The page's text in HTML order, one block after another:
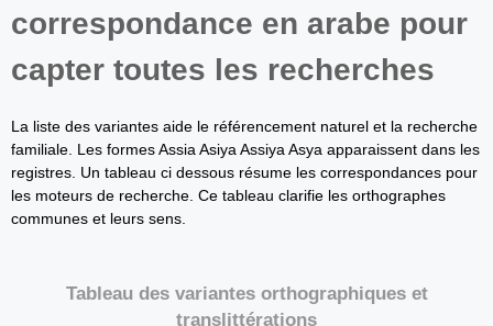
correspondance en arabe pour
capter toutes les recherches
La liste des variantes aide le référencement naturel et la recherche
familiale. Les formes Assia Asiya Assiya Asya apparaissent dans les
registres. Un tableau ci dessous résume les correspondances pour
les moteurs de recherche. Ce tableau clarifie les orthographes
communes et leurs sens.
Tableau des variantes orthographiques et
translittérations